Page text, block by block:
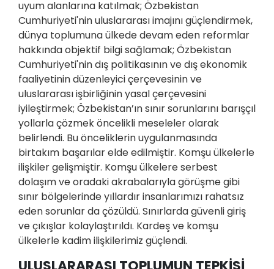
uyum alanlarına katılmak; Özbekistan
Cumhuriyeti'nin uluslararası imajını güçlendirmek,
dünya toplumuna ülkede devam eden reformlar
hakkında objektif bilgi sağlamak; Özbekistan
Cumhuriyeti'nin dış politikasının ve dış ekonomik
faaliyetinin düzenleyici çerçevesinin ve
uluslararası işbirliğinin yasal çerçevesini
iyileştirmek; Özbekistan’ın sınır sorunlarını barışçıl
yollarla çözmek öncelikli meseleler olarak
belirlendi. Bu önceliklerin uygulanmasında
birtakım başarılar elde edilmiştir. Komşu ülkelerle
ilişkiler gelişmiştir. Komşu ülkelere serbest
dolaşım ve oradaki akrabalarıyla görüşme gibi
sınır bölgelerinde yıllardır insanlarımızı rahatsız
eden sorunlar da çözüldü. Sınırlarda güvenli giriş
ve çıkışlar kolaylaştırıldı. Kardeş ve komşu
ülkelerle kadim ilişkilerimiz güçlendi.